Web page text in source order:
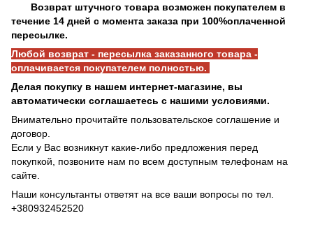
Возврат штучного товара возможен покупателем в
течение 14 дней с момента заказа при 100%оплаченной
пересылке.
Любой возврат - пересылка заказанного товара -
оплачивается покупателем полностью.
Делая покупку в нашем интернет-магазине, вы
автоматически соглашаетесь с нашими условиями.
Внимательно прочитайте пользовательское соглашение и
договор.
Если у Вас возникнут какие-либо предложения перед
покупкой, позвоните нам по всем доступным телефонам на
сайте.
Наши консультанты ответят на все ваши вопросы по тел.
+380932452520